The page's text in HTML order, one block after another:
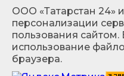
ООО «Татарстан 24»
персонализации
пользования
использование
браузера.